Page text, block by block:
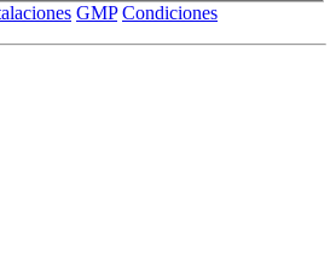
GMP Condiciones